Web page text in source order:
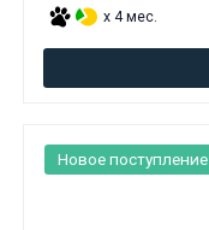
x 4 мес.
Новое поступление